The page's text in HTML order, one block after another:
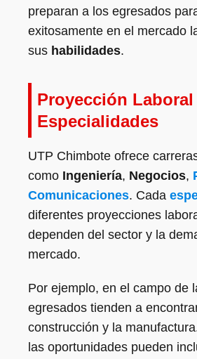
preparan a los egresados
exitosamente en el mercado
sus habilidades.
Proyección
Especialidades
UTP Chimbote ofrece
como Ingeniería, Negocios,
Comunicaciones. Cada
diferentes proyecciones
dependen del sector y la
mercado.
Por ejemplo, en el campo de
egresados tienden a
construcción y la
las oportunidades pueden